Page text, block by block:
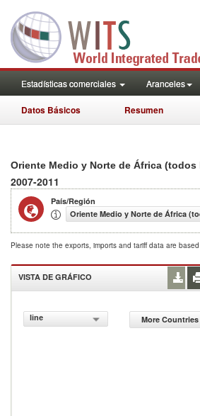
Estadísticas comerciales Aranceles
Datos Básicos Resumen
Oriente Medio y Norte de África
2007-2011
País/Región
Oriente Medio y Norte de África
Please note the exports, imports and tariff data are
VISTA DE GRÁFICO
line More Countries